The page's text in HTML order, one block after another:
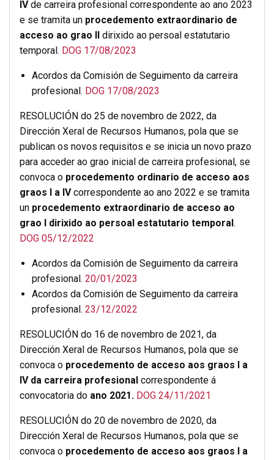
IVde carreira profesional correspondente ao ano 2023
e se tramita un procedemento extraordinario de
acceso ao grao II
dirixido ao persoal estatutario
temporal. DOG 17/08/2023
Acordos da Comisión de Seguimento da carreira
profesional. DOG 17/08/2023
RESOLUCIÓN do 25 de novembro de 2022, da
Dirección Xeral de Recursos Humanos, pola que se
publican os novos requisitos e se inicia un novo prazo
para acceder ao grao inicial de carreira profesional, se
convoca o procedemento ordinario de acceso aos
graos I a IVcorrespondente ao ano 2022 e se tramita
un procedemento extraordinario de acceso ao
grao I dirixido ao persoal estatutario temporal .
DOG 05/12/2022
Acordos da Comisión de Seguimento da carreira
profesional. 20/01/2023
Acordos da Comisión de Seguimento da carreira
profesional. 23/12/2022
RESOLUCIÓN do 16 de novembro de 2021, da
Dirección Xeral de Recursos Humanos, pola que se
convoca o procedemento de acceso aos graos I a
IV da carreira profesional correspondente á
convocatoria do ano 2021. DOG 24/11/2021
RESOLUCIÓN do 20 de novembro de 2020, da
Dirección Xeral de Recursos Humanos, pola que se
convoca o procedemento de acceso aos graos I a